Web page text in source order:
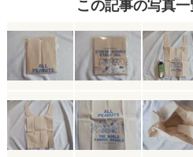
この記事の写真一